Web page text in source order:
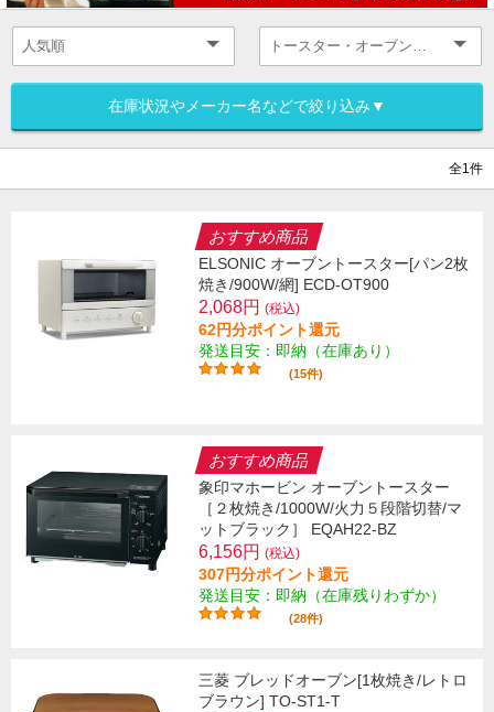
在庫状況やメーカー名などで絞り込み▼
全1件
おすすめ商品
ELSONIC オーブントースター[パン2枚
焼き/900W/網] ECD-OT900
2,068円 (税込)
62円分ポイント還元
発送目安：即納（在庫あり）
(15件)
おすすめ商品
象印マホービン オーブントースター
［２枚焼き/1000W/火力５段階切替/マ
ットブラック］ EQAH22-BZ
6,156円 (税込)
307円分ポイント還元
発送目安：即納（在庫残りわずか）
(28件)
三菱 ブレッドオーブン[1枚焼き/レトロ
ブラウン] TO-ST1-T